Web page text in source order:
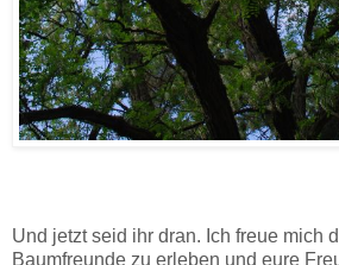
Und jetzt seid ihr dran. Ich freue mich
Baumfreunde zu erleben und eure